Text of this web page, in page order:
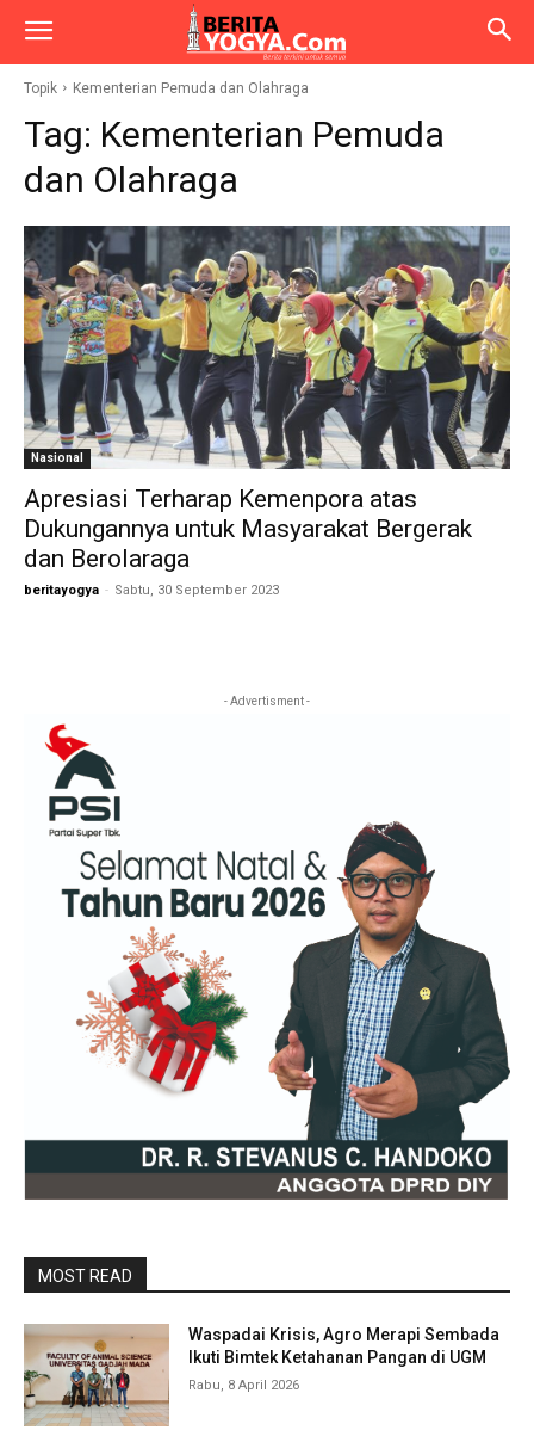
Topik Kementerian Pemuda dan Olahraga
Tag: Kementerian Pemuda
dan Olahraga
Nasional
Apresiasi Terharap Kemenpora atas
Dukungannya untuk Masyarakat Bergerak
dan Berolaraga
beritayogya - Sabtu, 30 September 2023
- Advertisment -
MOST READ
Waspadai Krisis, Agro Merapi Sembada
Ikuti Bimtek Ketahanan Pangan di UGM
Rabu, 8 April 2026